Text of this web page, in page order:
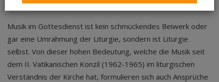
Musik im Gottesdienst ist kein schmückendes Beiwerk oder
gar eine Umrahmung der Liturgie, sondern ist Liturgie
selbst. Von dieser hohen Bedeutung, welche die Musik seit
dem II. Vatikanischen Konzil (1962-1965) im liturgischen
Verständnis der Kirche hat, formulieren sich auch Ansprüche